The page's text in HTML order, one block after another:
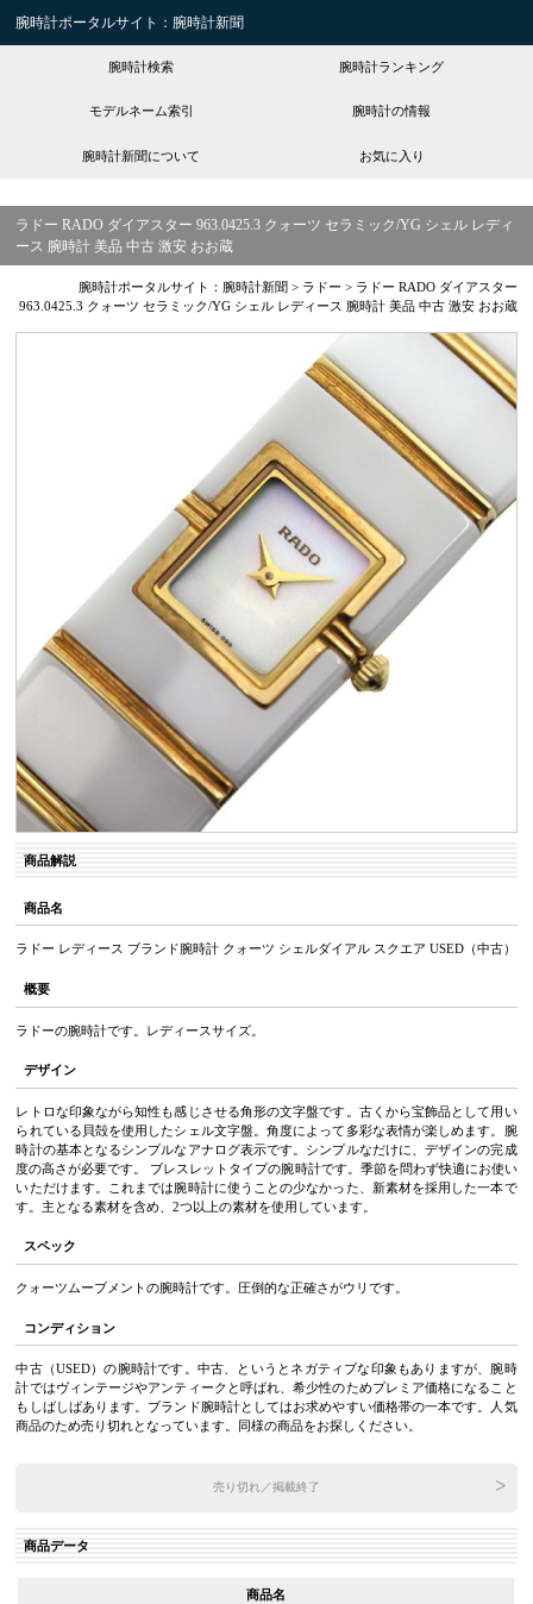
腕時計ポータルサイト：腕時計新聞
腕時計検索 腕時計ランキング
モデルネーム索引 腕時計の情報
腕時計新聞について お気に入り
ラドー RADO ダイアスター 963.0425.3 クォーツ セラミック/YG シェル レディ
ース 腕時計 美品 中古 激安 おお蔵
腕時計ポータルサイト：腕時計新聞 > ラドー > ラドー RADO ダイアスター
963.0425.3 クォーツ セラミック/YG シェル レディース 腕時計 美品 中古 激安 おお蔵
商品解説
商品名
ラドー レディース ブランド腕時計 クォーツ シェルダイアル スクエア USED（中古）
概要
ラドーの腕時計です。レディースサイズ。
デザイン
レトロな印象ながら知性も感じさせる角形の文字盤です。古くから宝飾品として用い
られている貝殻を使用したシェル文字盤。角度によって多彩な表情が楽しめます。腕
時計の基本となるシンプルなアナログ表示です。シンプルなだけに、デザインの完成
度の高さが必要です。 ブレスレットタイプの腕時計です。季節を問わず快適にお使い
いただけます。これまでは腕時計に使うことの少なかった、新素材を採用した一本で
す。主となる素材を含め、2つ以上の素材を使用しています。
スペック
クォーツムーブメントの腕時計です。圧倒的な正確さがウリです。
コンディション
中古（USED）の腕時計です。中古、というとネガティブな印象もありますが、腕時
計ではヴィンテージやアンティークと呼ばれ、希少性のためプレミア価格になること
もしばしばあります。ブランド腕時計としてはお求めやすい価格帯の一本です。人気
商品のため売り切れとなっています。同様の商品をお探しください。
売り切れ／掲載終了
商品データ
商品名